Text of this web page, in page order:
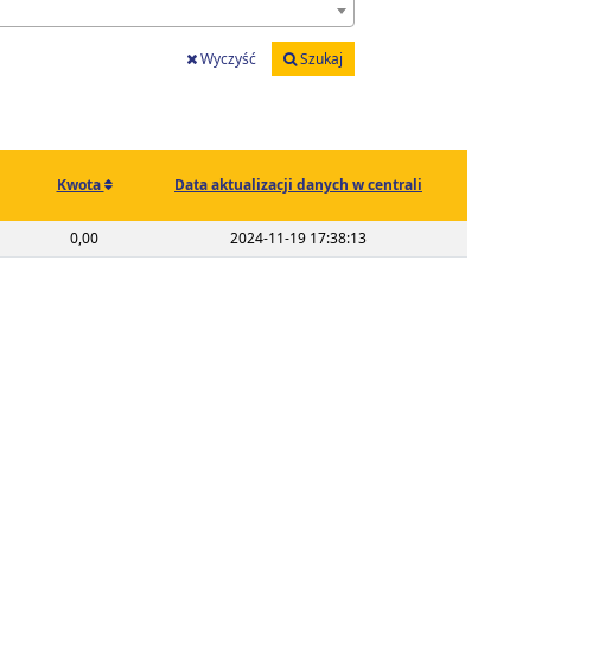
Wyczyść Szukaj
Kwota Data aktualizacji danych w centrali
0,00 2024-11-19 17:38:13